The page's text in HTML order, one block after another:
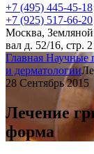
+7 (495) 445-45-18
+7 (925) 517-66-20
Москва, Земляной
вал д. 52/16, стр. 2
Главная Научные
и дерматологии
28 Сентябрь 2015
Лечение
форма